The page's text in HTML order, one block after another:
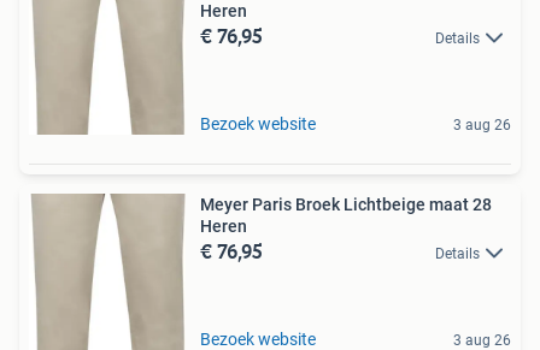
Heren
€ 76,95 Details
Bezoek website 3 aug 26
Meyer Paris Broek Lichtbeige maat 28
Heren
€ 76,95 Details
Bezoek website 3 aug 26